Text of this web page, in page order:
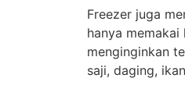
Freezer juga
hanya
menginginkan
saji, daging,